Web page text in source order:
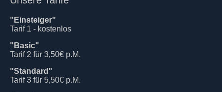
"Einsteiger"
Tarif 1 - kostenlos
"Basic"
Tarif 2 für 3,50€ p.M.
"Standard"
Tarif 3 für 5,50€ p.M.